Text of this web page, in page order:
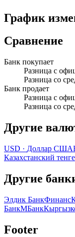
График
Сравнение
Банк покупает
Разница с
Разница со
Банк продает
Разница с
Разница со
Другие
USD · Доллар США
Казахстанский тенге
Другие
Элдик Банк
БанкМБанк
Footer